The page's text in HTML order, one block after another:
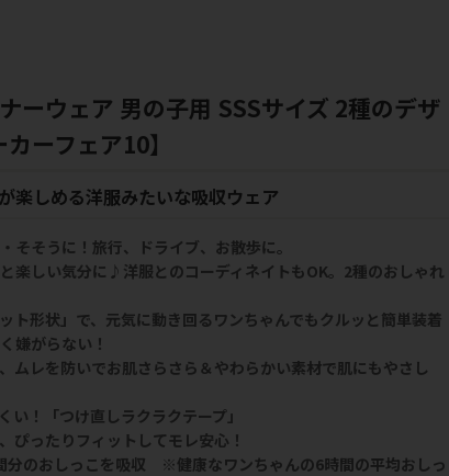
ーウェア 男の子用 SSSサイズ 2種のデザ
ーフェア10】
楽しめる洋服みたいな吸収ウェア
そそうに！旅行、ドライブ、お散歩に。
楽しい気分に♪洋服とのコーディネイトもOK。2種のおしゃれ
ト形状」で、元気に動き回るワンちゃんでもクルッと簡単装着
嫌がらない！
ムレを防いでお肌さらさら＆やわらかい素材で肌にもやさし
い！「つけ直しラクラクテープ」
ぴったりフィットしてモレ安心！
分のおしっこを吸収 ※健康なワンちゃんの6時間の平均おしっ